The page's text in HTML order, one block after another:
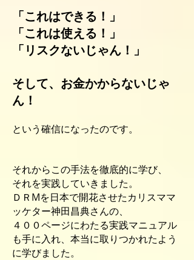
「これはできる！」
「これは使える！」
「リスクないじゃん！」
そして、お金かからないじゃ
ん！
という確信になったのです。
それからこの手法を徹底的に学び、
それを実践していきました。
ＤＲMを日本で開花させたカリスママ
ッケター神田昌典さんの、
４００ページにわたる実践マニュアル
も手に入れ、本当に取りつかれたよう
に学びました。